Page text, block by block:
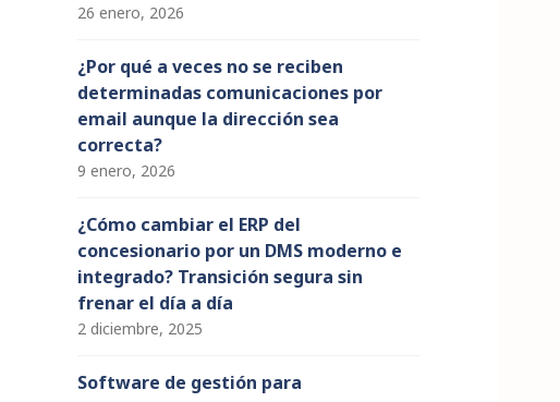
26 enero, 2026
¿Por qué a veces no se reciben
determinadas comunicaciones por
email aunque la dirección sea
correcta?
9 enero, 2026
¿Cómo cambiar el ERP del
concesionario por un DMS moderno e
integrado? Transición segura sin
frenar el día a día
2 diciembre, 2025
Software de gestión para